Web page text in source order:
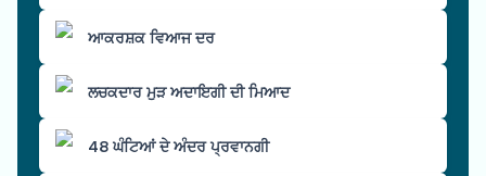
ਆਕਰਸ਼ਕ ਵਿਆਜ ਦਰ
ਲਚਕਦਾਰ ਮੁੜ ਅਦਾਇਗੀ ਦੀ ਮਿਆਦ
48 ਘੰਟਿਆਂ ਦੇ ਅੰਦਰ ਪ੍ਰਵਾਨਗੀ